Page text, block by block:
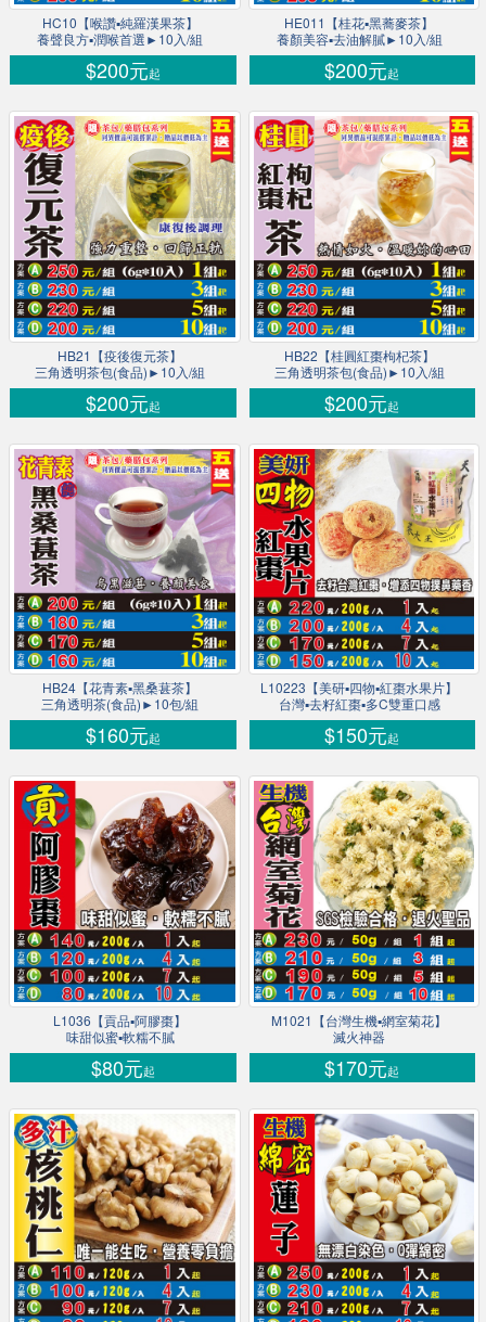
HC10【喉讚▪純羅漢果茶】
養聲良方▪潤喉首選►10入/組
$200元起
HE011【桂花▪黑蕎麥茶】
養顏美容▪去油解膩►10入/組
$200元起
HB21【疫後復元茶】
三角透明茶包(食品)►10入/組
$200元起
HB22【桂圓紅棗枸杞茶】
三角透明茶包(食品)►10入/組
$200元起
HB24【花青素▪黑桑葚茶】
三角透明茶(食品)►10包/組
$160元起
L10223【美研▪四物▪紅棗水果片】
台灣▪去籽紅棗▪多C雙重口感
$150元起
L1036【貢品▪阿膠棗】
味甜似蜜▪軟糯不膩
$80元起
M1021【台灣生機▪網室菊花】
滅火神器
$170元起